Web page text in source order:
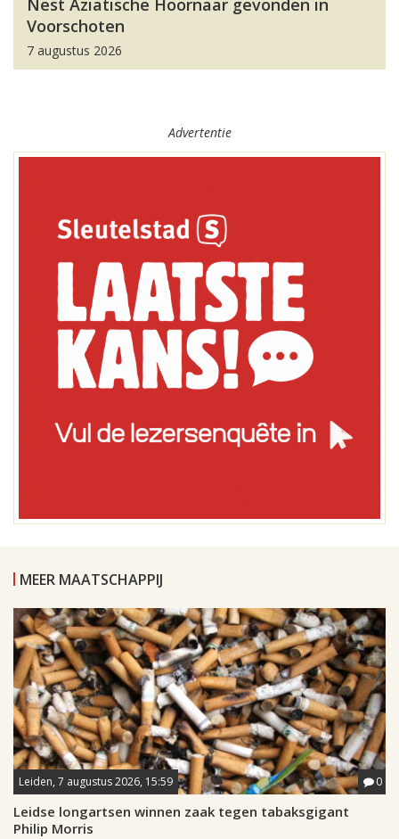
Nest Aziatische Hoornaar gevonden in
Voorschoten
7 augustus 2026
Advertentie
MEER MAATSCHAPPIJ
Leiden, 7 augustus 2026, 15:59 0
Leidse longartsen winnen zaak tegen tabaksgigant
Philip Morris